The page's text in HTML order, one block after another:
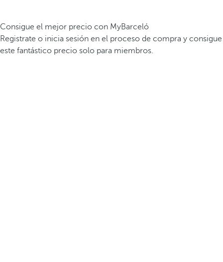
Consigue el mejor precio con MyBarceló
Registrate o inicia sesión en el proceso de compra y consigue
este fantástico precio solo para miembros.